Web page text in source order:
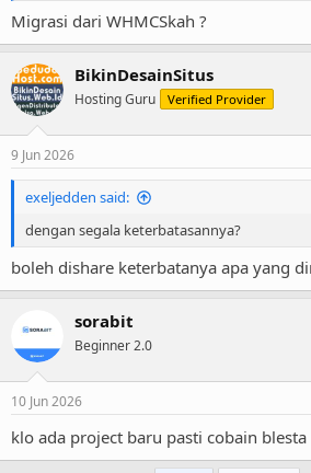
Migrasi dari WHMCSkah ?
BikinDesainSitus
Hosting Guru Verified Provider
9 Jun 2026
exeljedden said:
dengan segala keterbatasannya?
boleh dishare keterbatanya apa yang
sorabit
Beginner 2.0
10 Jun 2026
klo ada project baru pasti cobain blesta